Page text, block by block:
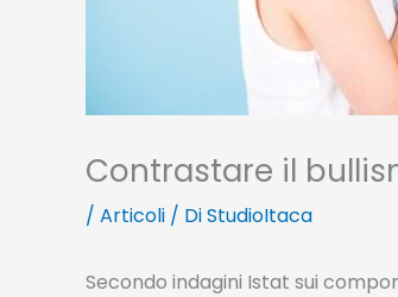
Contrastare il
/ Articoli / DiStudioItaca
Secondo indagini Istat sui